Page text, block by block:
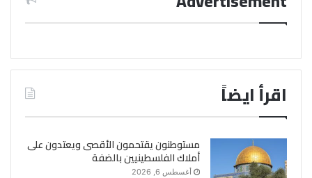
اقرأ ايضاً
مستوطنون يقتحمون الأقصى ويعتدون على
أملاك الفلسطينيين بالضفة
أغسطس 6, 2026